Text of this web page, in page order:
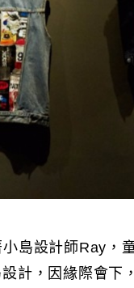
島設計師Ray，
計，因緣際會下